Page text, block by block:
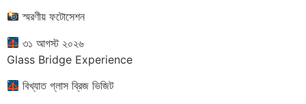
স্মরণীয় ফটোসেশন
৩১ আগস্ট ২০২৬
Glass Bridge Experience
বিখ্যাত গ্লাস ব্রিজ ভিজিট